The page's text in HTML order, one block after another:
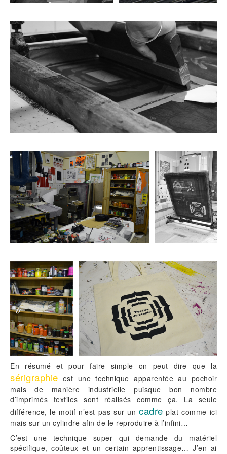
En résumé et pour faire simple on peut dire que la
sérigraphie est une technique apparentée au pochoir
mais de manière industrielle puisque bon nombre
d’imprimés textiles sont réalisés comme ça. La seule
différence, le motif n’est pas sur uncadre plat comme ici
mais sur un cylindre afin de le reproduire à l’infini…
C’est une technique super qui demande du matériel
spécifique, coûteux et un certain apprentissage… J’en ai